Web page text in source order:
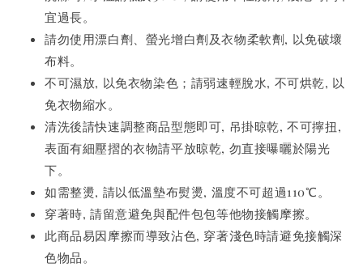
宜過長。
請勿使用漂白劑、螢光增白劑及衣物柔軟劑, 以免破壞
布料。
不可濕放, 以免衣物染色；請弱速輕脫水, 不可烘乾, 以
免衣物縮水。
清洗後請快速調整商品型態即可, 吊掛晾乾, 不可擰扭,
表面有細壓摺的衣物請平放晾乾, 勿直接曝曬於陽光
下。
如需整燙, 請以低溫墊布熨燙, 溫度不可超過110℃。
穿著時, 請留意避免與配件包包等他物接觸摩擦。
此商品易因摩擦而導致沾色, 穿著淺色時請避免接觸深
色物品。